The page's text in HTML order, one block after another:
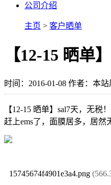
公司介绍
主页 > 客户晒单
【12-15 晒单
时间：2016-01-08 作者：本站
【12-15 晒单】sal7天，无税
赶上ems了，面膜居多，居然
15745674f4901e3a4.png